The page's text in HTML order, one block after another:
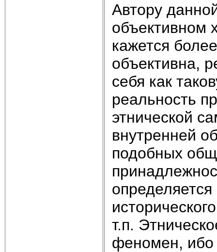
Автору
объективном
кажется
объективна,
себя как
реальность
этнической
внутренней
подобных
т.п.
феномен, ибо